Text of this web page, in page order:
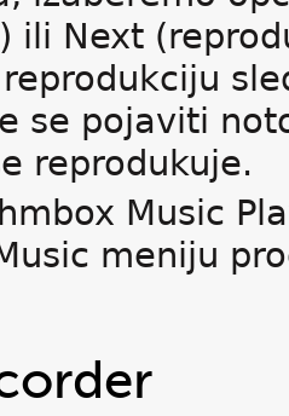
ili Next
se pojaviti
reprodukuje.
Music
meniju